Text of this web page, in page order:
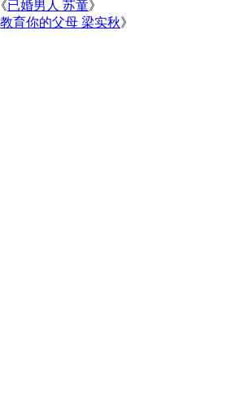
已婚男人 苏童》
教育你的父母 梁实秋》